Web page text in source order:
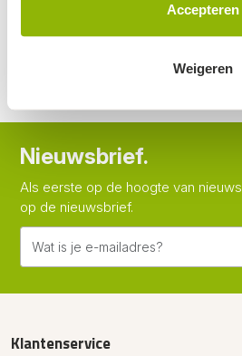
Accepteren
Weigeren
55,
Nieuwsbrief.
Als eerste op de hoogte van
op de nieuwsbrief.
Klantenservice